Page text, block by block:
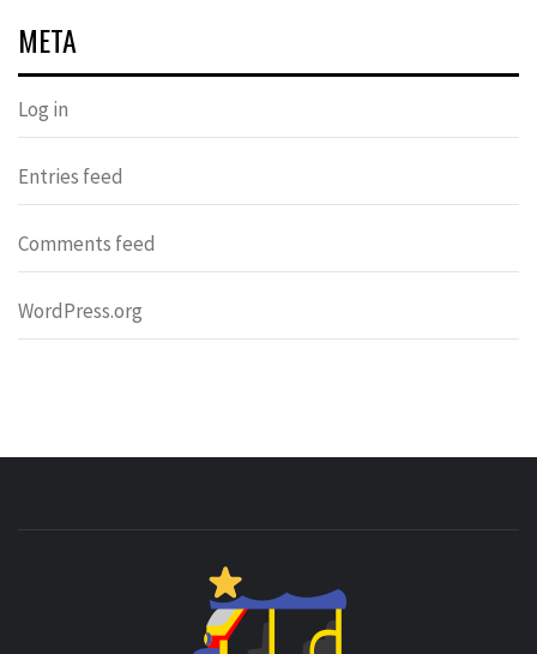
META
Log in
Entries feed
Comments feed
WordPress.org